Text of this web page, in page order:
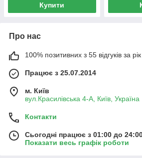
Купити
Про нас
100% позитивних з 55 відгуків за рік
Працює з 25.07.2014
м. Київ
вул.Красилівська 4-А, Київ, Україна
Контакти
Сьогодні працює з 01:00 до
Показати весь графік роботи